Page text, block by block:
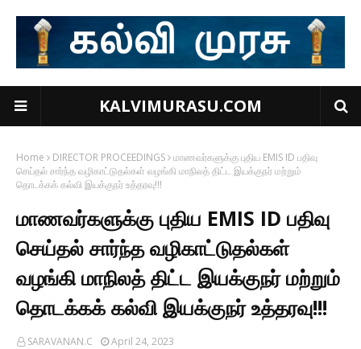
KALVIMURASU.COM
Home DIRECTOR PROCEEDINGS மாணவர்களுக்கு புதிய EMIS ID பதிவு
செய்தல் சார்ந்த வழிகாட்டுதல்கள் வழங்கி மாநிலத் திட்ட இயக்குநர் மற்றும்
தொடக்கக் கல்வி இயக்குநர் உத்தரவு!!!
மாணவர்களுக்கு புதிய EMIS ID பதிவு
செய்தல் சார்ந்த வழிகாட்டுதல்கள்
வழங்கி மாநிலத் திட்ட இயக்குநர் மற்றும்
தொடக்கக் கல்வி இயக்குநர் உத்தரவு!!!
SARAVANAN.C April 24, 2023